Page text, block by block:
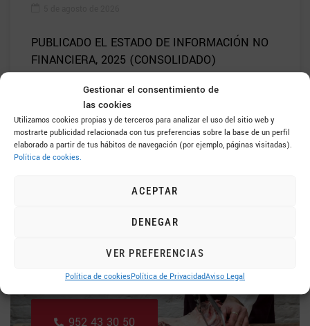
Gestionar el consentimiento de
las cookies
Utilizamos cookies propias y de terceros para analizar el uso del sitio web y
mostrarte publicidad relacionada con tus preferencias sobre la base de un perfil
elaborado a partir de tus hábitos de navegación (por ejemplo, páginas visitadas).
Política de cookies.
ACEPTAR
DENEGAR
VER PREFERENCIAS
Política de cookiesPolítica de PrivacidadAviso Legal
PUBLICADO EL ESTADO DE INFORMACIÓN NO
FINANCIERA, 2025 (CONSOLIDADO)
Cada cosa por su nombre: Europa protege las
denominaciones de la carne y los productos
cárnicos
Fábrica, Matadero y Despiece, S.A.
952 43 30 50